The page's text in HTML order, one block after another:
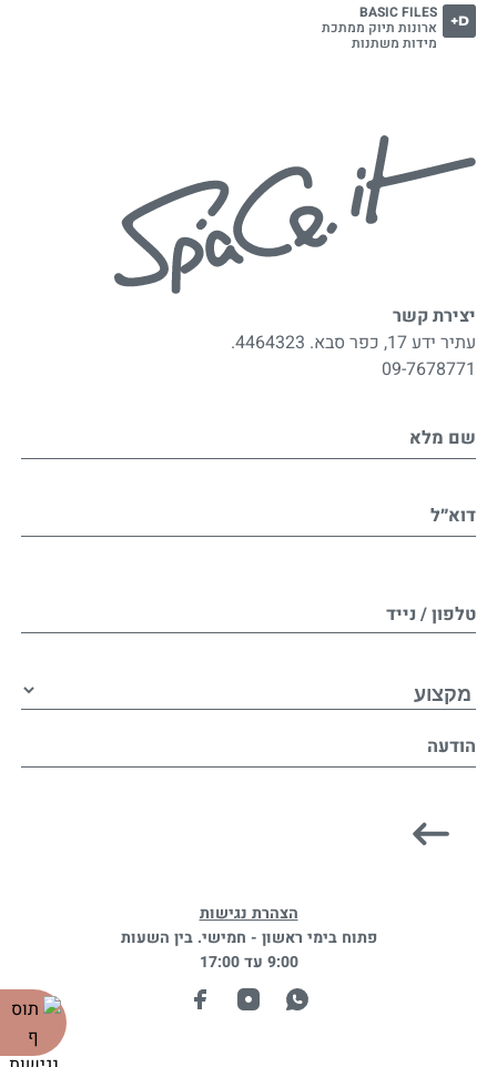
D+
BASIC FILES
ארונות תיוק ממתכת
מידות משתנות
יצירת קשר
עתיר ידע 17, כפר סבא. 4464323.
09-7678771
שם מלא
דוא״ל
טלפון / נייד
הודעה
הצהרת נגישות
פתוח בימי ראשון - חמישי. בין השעות
9:00 עד 17:00